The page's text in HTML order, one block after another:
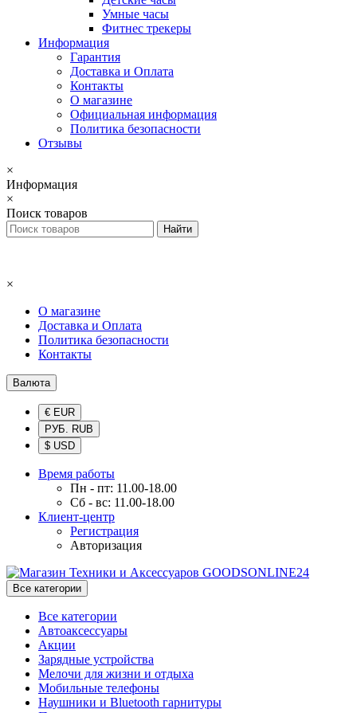
Умные часы
Фитнес трекеры
Информация
Гарантия
Доставка и Оплата
Контакты
О магазине
Официальная информация
Политика безопасности
Отзывы
×
Информация
×
Поиск товаров
×
О магазине
Доставка и Оплата
Политика безопасности
Контакты
Валюта
€ EUR
РУБ. RUB
$ USD
Время работы
Пн - пт: 11.00-18.00
Сб - вс: 11.00-18.00
Клиент-центр
Регистрация
Авторизация
Все категории
Все категории
Автоаксессуары
Акции
Зарядные устройства
Мелочи для жизни и отдыха
Мобильные телефоны
Наушники и Bluetooth гарнитуры